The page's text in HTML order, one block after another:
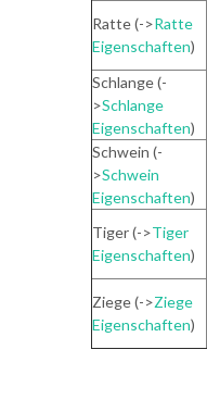
Ratte (->Ratte
Eigenschaften)
Schlange (-
>Schlange
Eigenschaften)
Schwein (-
>Schwein
Eigenschaften)
Tiger (->Tiger
Eigenschaften)
Ziege (->Ziege
Eigenschaften)